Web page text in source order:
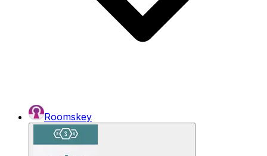
Roomskey